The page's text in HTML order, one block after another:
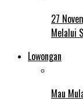
27
Melalui
Lowongan
Mau